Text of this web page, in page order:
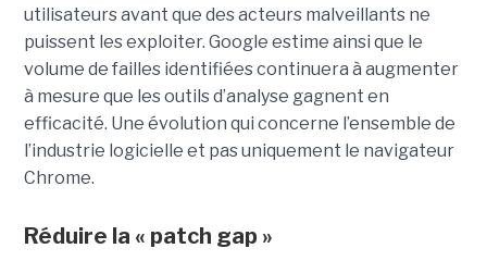
utilisateurs avant que des acteurs malveillants ne
puissent les exploiter. Google estime ainsi que le
volume de failles identifiées continuera à augmenter
à mesure que les outils d’analyse gagnent en
efficacité. Une évolution qui concerne l’ensemble de
l’industrie logicielle et pas uniquement le navigateur
Chrome.
Réduire la « patch gap »